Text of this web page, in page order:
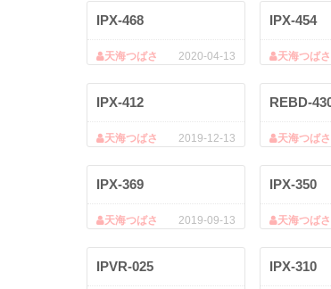
IPX-468
2020-04-13
天海つばさ
IPX-454
天海つばさ
IPX-412
2019-12-13
天海つばさ
REBD-
天海つばさ
IPX-369
2019-09-13
天海つばさ
IPX-350
天海つばさ
IPVR-025 IPX-310